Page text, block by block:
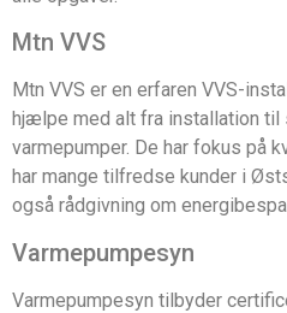
Mtn VVS
Mtn VVS er en erfaren VVS-
hjælpe med alt fra installation til
varmepumper. De har fokus på
har mange tilfredse kunder i
også rådgivning om
Varmepumpesyn
Varmepumpesyn tilbyder